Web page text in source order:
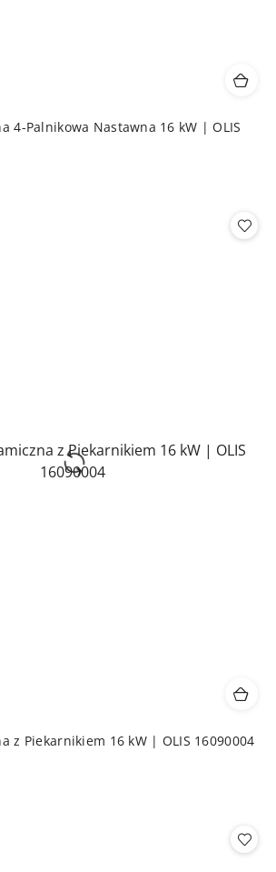
4-Palnikowa Nastawna 16 kW | OLIS
z Piekarnikiem 16 kW | OLIS 16090004